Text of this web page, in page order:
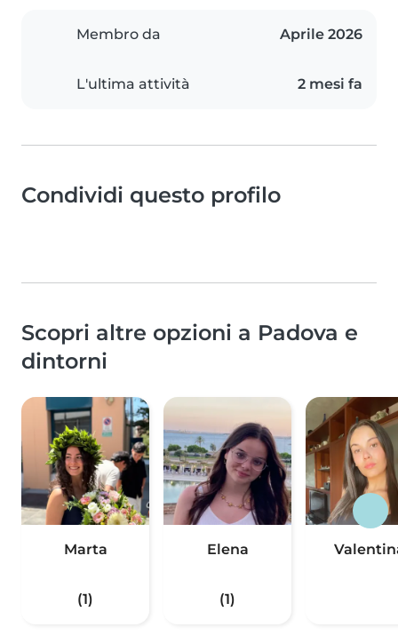
Membro da Aprile 2026
L'ultima attività 2 mesi fa
Condividi questo profilo
Scopri altre opzioni a Padova e
dintorni
Marta
(1)
Elena
(1)